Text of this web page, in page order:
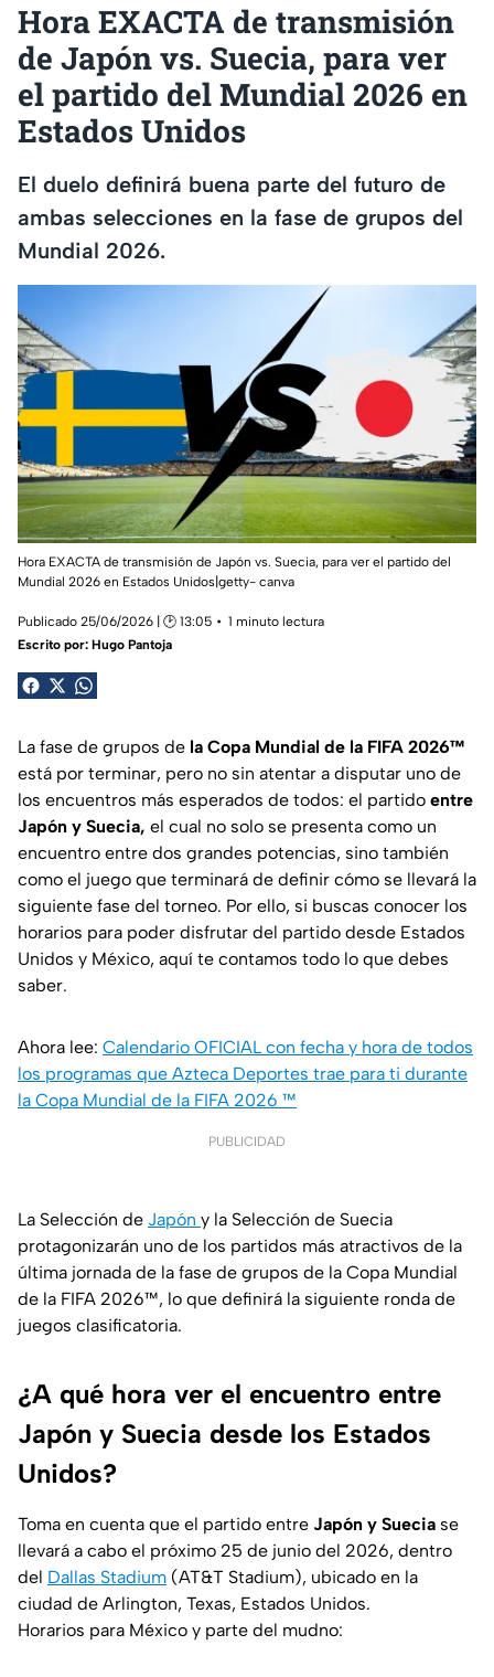
Hora EXACTA de transmisión
de Japón vs. Suecia, para ver
el partido del Mundial 2026 en
Estados Unidos
El duelo definirá buena parte del futuro de
ambas selecciones en la fase de grupos del
Mundial 2026.
Hora EXACTA de transmisión de Japón vs. Suecia, para ver el partido del
Mundial 2026 en Estados Unidos|getty- canva
Publicado 25/06/2026 | 🕑 13:05
1 minuto lectura
Escrito por: Hugo Pantoja
La fase de grupos de la Copa Mundial de la FIFA 2026™️
está por terminar, pero no sin atentar a disputar uno de
los encuentros más esperados de todos: el partido entre
Japón y Suecia, el cual no solo se presenta como un
encuentro entre dos grandes potencias, sino también
como el juego que terminará de definir cómo se llevará la
siguiente fase del torneo. Por ello, si buscas conocer los
horarios para poder disfrutar del partido desde Estados
Unidos y México, aquí te contamos todo lo que debes
saber.
Ahora lee: Calendario OFICIAL con fecha y hora de todos
los programas que Azteca Deportes trae para ti durante
la Copa Mundial de la FIFA 2026 ™️
PUBLICIDAD
La Selección de Japón y la Selección de Suecia
protagonizarán uno de los partidos más atractivos de la
última jornada de la fase de grupos de la Copa Mundial
de la FIFA 2026™, lo que definirá la siguiente ronda de
juegos clasificatoria.
¿A qué hora ver el encuentro entre
Japón y Suecia desde los Estados
Unidos?
Toma en cuenta que el partido entre Japón y Suecia se
llevará a cabo el próximo 25 de junio del 2026, dentro
del Dallas Stadium (AT&T Stadium), ubicado en la
ciudad de Arlington, Texas, Estados Unidos.
Horarios para México y parte del mudno: